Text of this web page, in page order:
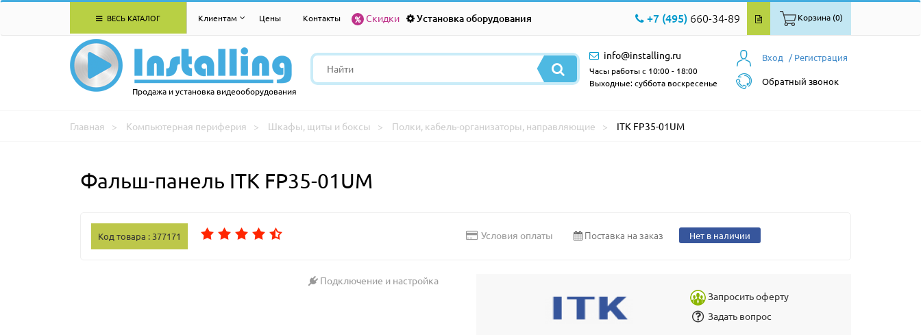
ВЕСЬ КАТАЛОГ Клиентам Цены Контакты Скидки Установка оборудования +7 (495) 660-34-89 Корзина (0)
Продажа и установка видеооборудования
Вход / Регистрация
Обратный звонок
info@installing.ru
Часы работы с 10:00 - 18:00
Выходные: суббота воскресенье
Главная Компьютерная периферия Шкафы, щиты и боксы Полки, кабель-организаторы, направляющие ITK FP35-01UM
Фальш-панель ITK FP35-01UM
Код товара : 377171 Условия оплаты Поставка на заказ Нет в наличии
Подключение и настройка
Запросить оферту
Задать вопрос